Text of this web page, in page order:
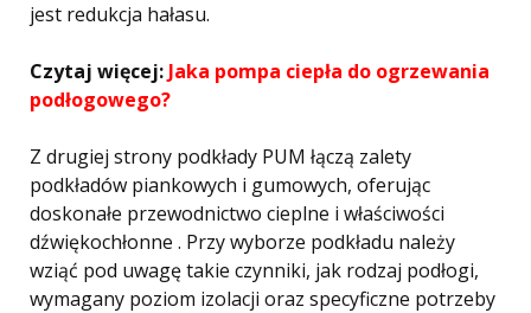
jest redukcja hałasu.
Czytaj więcej: Jaka pompa ciepła do ogrzewania
podłogowego?
Z drugiej strony podkłady PUM łączą zalety
podkładów piankowych i gumowych, oferując
doskonałe przewodnictwo cieplne i właściwości
dźwiękochłonne . Przy wyborze podkładu należy
wziąć pod uwagę takie czynniki, jak rodzaj podłogi,
wymagany poziom izolacji oraz specyficzne potrzeby